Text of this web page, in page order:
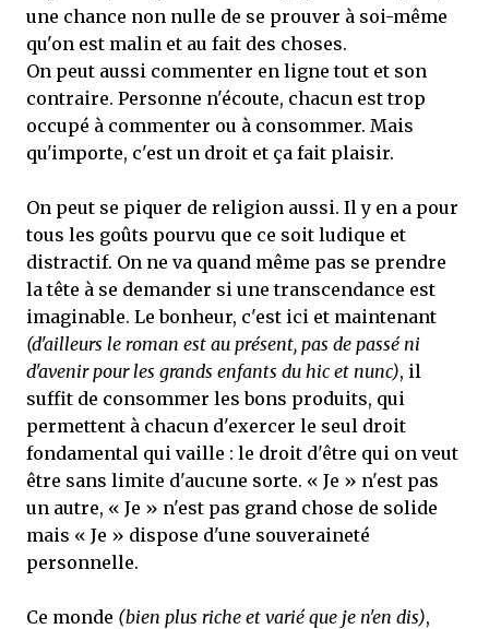
une chance non nulle de se prouver à soi-même
qu'on est malin et au fait des choses.
On peut aussi commenter en ligne tout et son
contraire. Personne n'écoute, chacun est trop
occupé à commenter ou à consommer. Mais
qu'importe, c'est un droit et ça fait plaisir.
On peut se piquer de religion aussi. Il y en a pour
tous les goûts pourvu que ce soit ludique et
distractif. On ne va quand même pas se prendre
la tête à se demander si une transcendance est
imaginable. Le bonheur, c'est ici et maintenant
(d'ailleurs le roman est au présent, pas de passé ni
d'avenir pour les grands enfants du hic et nunc), il
suffit de consommer les bons produits, qui
permettent à chacun d'exercer le seul droit
fondamental qui vaille : le droit d'être qui on veut
être sans limite d'aucune sorte. « Je » n'est pas
un autre, « Je » n'est pas grand chose de solide
mais « Je » dispose d'une souveraineté
personnelle.
Ce monde (bien plus riche et varié que je n'en dis),